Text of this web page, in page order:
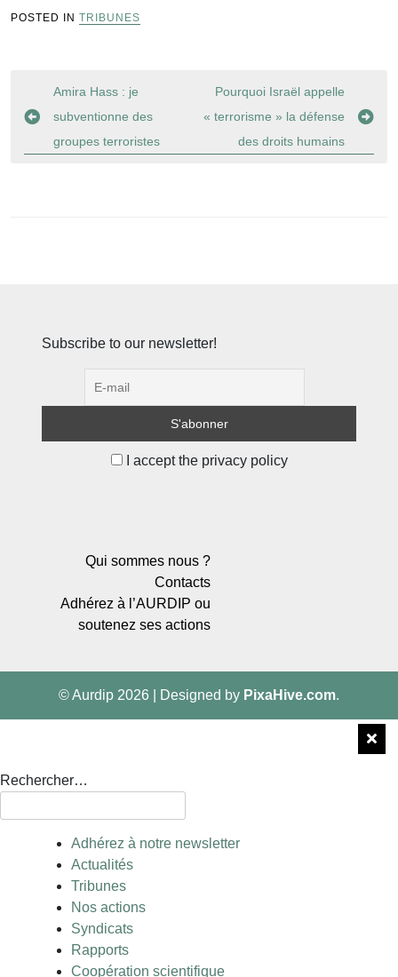
POSTED IN TRIBUNES
Navigation
de
l’article
Amira Hass : je
subventionne des
groupes terroristes
Pourquoi Israël appelle
« terrorisme » la défense
des droits humains
Subscribe to our newsletter!
I accept the privacy policy
Qui sommes nous ?
Contacts
Adhérez à l’AURDIP ou
soutenez ses actions
© Aurdip 2026 Designed by PixaHive.com.
Rechercher…
Adhérez à notre newsletter
Actualités
Tribunes
Nos actions
Syndicats
Rapports
Coopération scientifique